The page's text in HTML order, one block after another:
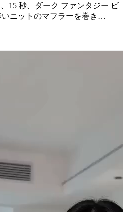
15 秒、ダーク ファンタジー ビ
いニットのマフラーを巻き…